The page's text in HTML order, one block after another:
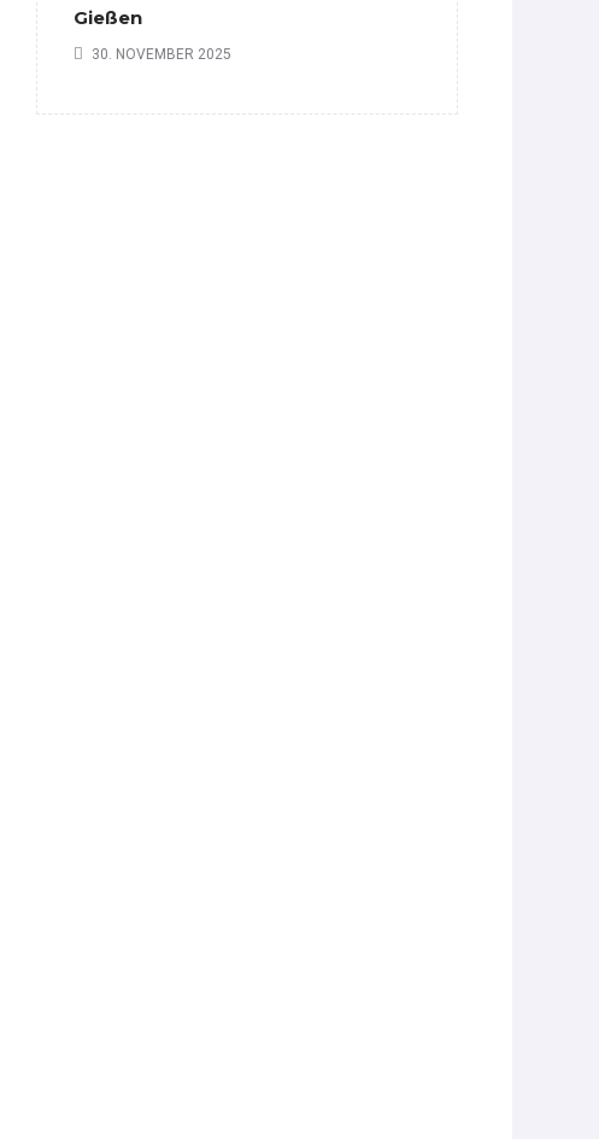
Gießen
30. NOVEMBER 2025